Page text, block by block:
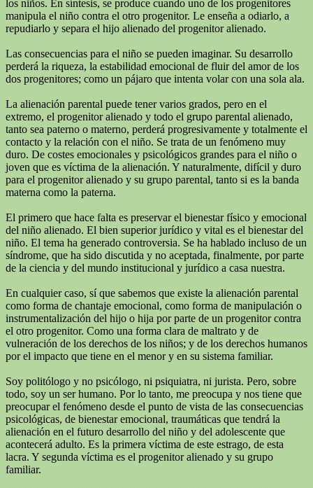
los niños. En síntesis, se produce cuando uno de los progenitores
manipula el niño contra el otro progenitor. Le enseña a odiarlo, a
repudiarlo y separa el hijo alienado del progenitor alienado.
Las consecuencias para el niño se pueden imaginar. Su desarrollo
perderá la riqueza, la estabilidad emocional de fluir del amor de los
dos progenitores; como un pájaro que intenta volar con una sola ala.
La alienación parental puede tener varios grados, pero en el
extremo, el progenitor alienado y todo el grupo parental alienado,
tanto sea paterno o materno, perderá progresivamente y totalmente el
contacto y la relación con el niño. Se trata de un fenómeno muy
duro. De costes emocionales y psicológicos grandes para el niño o
joven que es víctima de la alienación. Y naturalmente, difícil y duro
para el progenitor alienado y su grupo parental, tanto si es la banda
materna como la paterna.
El primero que hace falta es preservar el bienestar físico y emocional
del niño alienado. El bien superior jurídico y vital es el bienestar del
niño. El tema ha generado controversia. Se ha hablado incluso de un
síndrome, que ha sido discutida y no aceptada, finalmente, por parte
de la ciencia y del mundo institucional y jurídico a casa nuestra.
En cualquier caso, sí que sabemos que existe la alienación parental
como forma de chantaje emocional, como forma de manipulación o
instrumentalización del hijo o hija por parte de un progenitor contra
el otro progenitor. Como una forma clara de maltrato y de
vulneración de los derechos de los niños; y de los derechos humanos
por el impacto que tiene en el menor y en su sistema familiar.
Soy politólogo y no psicólogo, ni psiquiatra, ni jurista. Pero, sobre
todo, soy un ser humano. Por lo tanto, me preocupa y nos tiene que
preocupar el fenómeno desde el punto de vista de las consecuencias
psicológicas, de bienestar emocional, traumáticas que tendrá la
alienación en el futuro desarrollo del niño y del adolescente que
acontecerá adulto. Es la primera víctima de este estrago, de esta
lacra. Y segunda víctima es el progenitor alienado y su grupo
familiar.